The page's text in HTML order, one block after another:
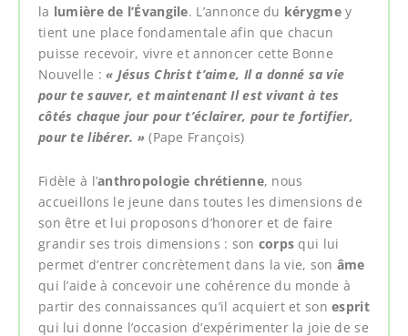
la lumière de l’Évangile. L’annonce du kérygmey
tient une place fondamentale afin que chacun
puisse recevoir, vivre et annoncer cette Bonne
Nouvelle :« Jésus Christ t’aime, Il a donné sa vie
pour te sauver, et maintenant Il est vivant à tes
côtés chaque jour pour t’éclairer, pour te fortifier,
pour te libérer. » (Pape François)
Fidèle à l’anthropologie chrétienne, nous
accueillons le jeune dans toutes les dimensions de
son être et lui proposons d’honorer et de faire
grandir ses trois dimensions : son corps qui lui
permet d’entrer concrètement dans la vie, son âme
qui l’aide à concevoir une cohérence du monde à
partir des connaissances qu’il acquiert et sonesprit
qui lui donne l’occasion d’expérimenter la joie de se